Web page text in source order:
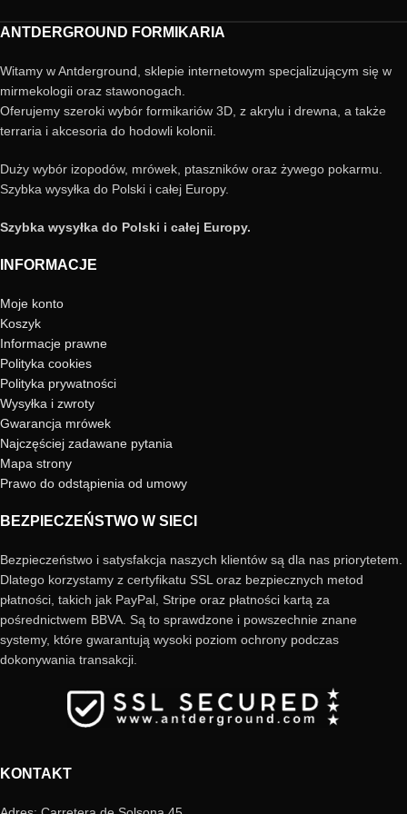
ANTDERGROUND FORMIKARIA
Witamy w Antderground, sklepie internetowym specjalizującym się w
mirmekologii oraz stawonogach.
Oferujemy szeroki wybór formikariów 3D, z akrylu i drewna, a także
terraria i akcesoria do hodowli kolonii.
Duży wybór izopodów, mrówek, ptaszników oraz żywego pokarmu.
Szybka wysyłka do Polski i całej Europy.
Szybka wysyłka do Polski i całej Europy.
INFORMACJE
Moje konto
Koszyk
Informacje prawne
Polityka cookies
Polityka prywatności
Wysyłka i zwroty
Gwarancja mrówek
Najczęściej zadawane pytania
Mapa strony
Prawo do odstąpienia od umowy
BEZPIECZEŃSTWO W SIECI
Bezpieczeństwo i satysfakcja naszych klientów są dla nas priorytetem.
Dlatego korzystamy z certyfikatu SSL oraz bezpiecznych metod
płatności, takich jak PayPal, Stripe oraz płatności kartą za
pośrednictwem BBVA. Są to sprawdzone i powszechnie znane
systemy, które gwarantują wysoki poziom ochrony podczas
dokonywania transakcji.
KONTAKT